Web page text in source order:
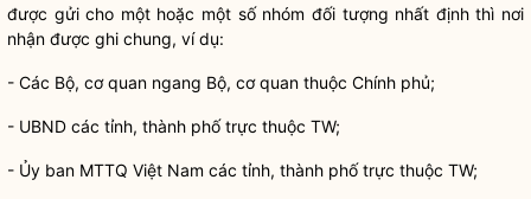
được gửi cho một hoặc một số nhóm đối tượng nhất định thì nơi
nhận được ghi chung, ví dụ:
- Các Bộ, cơ quan ngang Bộ, cơ quan thuộc Chính phủ;
- UBND các tỉnh, thành phố trực thuộc TW;
- Ủy ban MTTQ Việt Nam các tỉnh, thành phố trực thuộc TW;